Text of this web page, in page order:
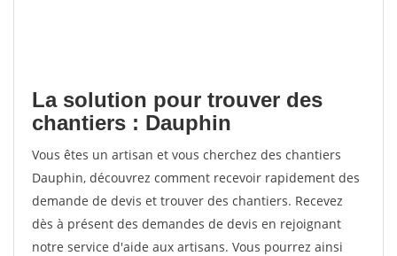
La solution pour trouver des
chantiers : Dauphin
Vous êtes un artisan et vous cherchez des chantiers
Dauphin, découvrez comment recevoir rapidement des
demande de devis et trouver des chantiers. Recevez
dès à présent des demandes de devis en rejoignant
notre service d'aide aux artisans. Vous pourrez ainsi